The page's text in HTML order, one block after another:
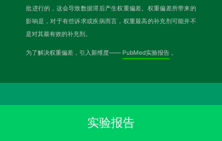
批进行的，这会导致数据滞后产生权重偏差。权重偏差所带来的
影响是，对于有些诉求或疾病而言，权重最高的补充剂可能并不
是对其最有效的补充剂。
为了解决权重偏差，引入新维度—— PubMed实验报告 。
实验报告